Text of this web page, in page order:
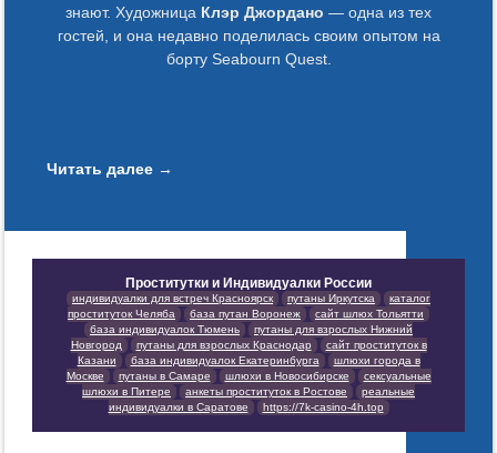
знают. Художница Клэр Джордано — одна из тех
гостей, и она недавно поделилась своим опытом на
борту Seabourn Quest.
Читать далее →
Проститутки и Индивидуалки России
индивидуалки для встреч Красноярск путаны Иркутска
каталог
проституток Челяба
база путан Воронеж
сайт шлюх Тольятти
база индивидуалок Тюмень
путаны для взрослых Нижний
Новгород
путаны для взрослых Краснодар
сайт проституток в
Казани
база индивидуалок Екатеринбурга
шлюхи города в
Москве
путаны в Самаре шлюхи в Новосибирске
сексуальные
шлюхи в Питере
анкеты проституток в Ростове
реальные
индивидуалки в Саратове
https://7k-casino-4h.top